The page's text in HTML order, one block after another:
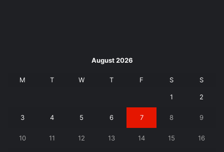
August 2026
M T W T F S S
1 2
3 4 5 6 7 8 9
10 11 12 13 14 15 16